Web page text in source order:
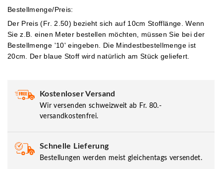
Bestellmenge/Preis:
Der Preis (Fr. 2.50) bezieht sich auf 10cm Stofflänge. Wenn
Sie z.B. einen Meter bestellen möchten, müssen Sie bei der
Bestellmenge '10' eingeben. Die Mindestbestellmenge ist
20cm. Der blaue Stoff wird natürlich am Stück geliefert.
Kostenloser Versand
Wir versenden schweizweit ab Fr. 80.-
versandkostenfrei.
Schnelle Lieferung
Bestellungen werden meist gleichentags versendet.